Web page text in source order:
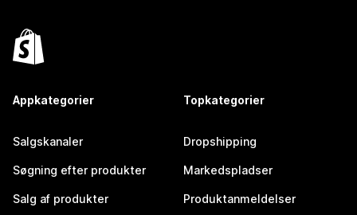
Appkategorier
Salgskanaler
Søgning efter produkter
Salg af produkter
Topkategorier
Dropshipping
Markedspladser
Produktanmeldelser